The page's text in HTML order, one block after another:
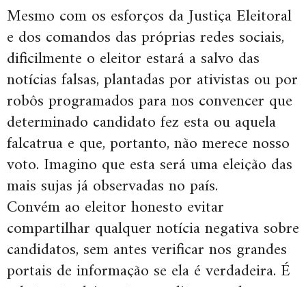
Mesmo com os esforços da Justiça Eleitoral
e dos comandos das próprias redes sociais,
dificilmente o eleitor estará a salvo das
notícias falsas, plantadas por ativistas ou por
robôs programados para nos convencer que
determinado candidato fez esta ou aquela
falcatrua e que, portanto, não merece nosso
voto. Imagino que esta será uma eleição das
mais sujas já observadas no país.
Convém ao eleitor honesto evitar
compartilhar qualquer notícia negativa sobre
candidatos, sem antes verificar nos grandes
portais de informação se ela é verdadeira. É